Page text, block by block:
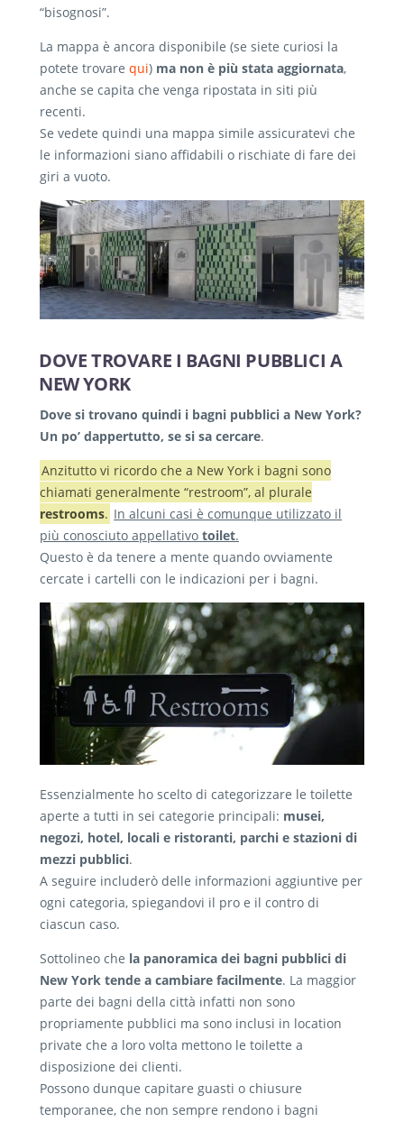
“bisognosi”.
La mappa è ancora disponibile (se siete curiosi la
potete trovare qui) ma non è più stata aggiornata,
anche se capita che venga ripostata in siti più
recenti.
Se vedete quindi una mappa simile assicuratevi che
le informazioni siano affidabili o rischiate di fare dei
giri a vuoto.
DOVE TROVARE I BAGNI PUBBLICI A
NEW YORK
Dove si trovano quindi i bagni pubblici a New York?
Un po’ dappertutto, se si sa cercare.
Anzitutto vi ricordo che a New York i bagni sono
chiamati generalmente “restroom”, al plurale
restrooms. In alcuni casi è comunque utilizzato il
più conosciuto appellativo toilet.
Questo è da tenere a mente quando ovviamente
cercate i cartelli con le indicazioni per i bagni.
Essenzialmente ho scelto di categorizzare le toilette
aperte a tutti in sei categorie principali: musei,
negozi, hotel, locali e ristoranti, parchi e stazioni di
mezzi pubblici.
A seguire includerò delle informazioni aggiuntive per
ogni categoria, spiegandovi il pro e il contro di
ciascun caso.
Sottolineo che la panoramica dei bagni pubblici di
New York tende a cambiare facilmente. La maggior
parte dei bagni della città infatti non sono
propriamente pubblici ma sono inclusi in location
private che a loro volta mettono le toilette a
disposizione dei clienti.
Possono dunque capitare guasti o chiusure
temporanee, che non sempre rendono i bagni